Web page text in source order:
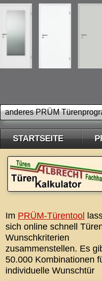
STARTSEITE
Im PRÜM-Türentool
sich online schnell
Wunschkriterien
zusammenstellen. Es
50.000 Kombinationen
individuelle Wunschtür